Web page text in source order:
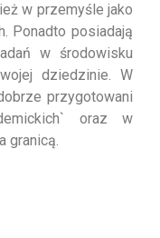
w przemyśle jako
Ponadto posiadają
w środowisku
dziedzinie. W
przygotowani
oraz w
granicą.